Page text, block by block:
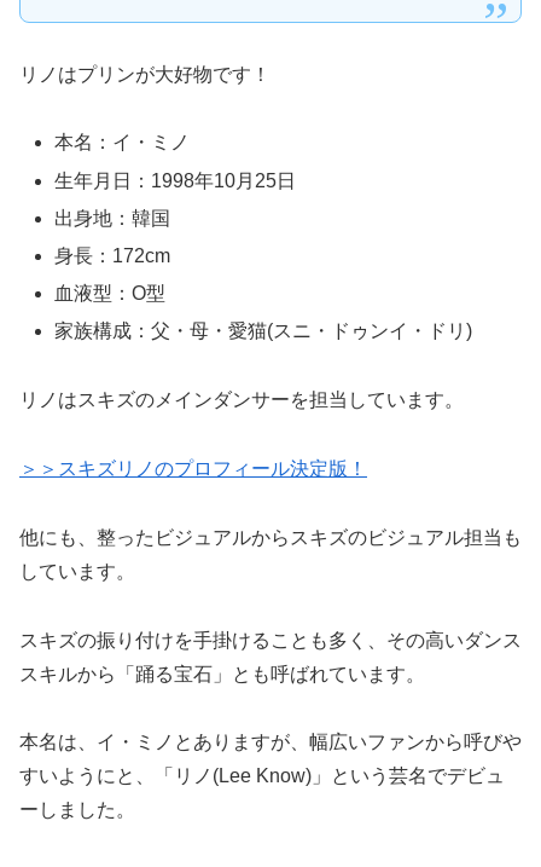
リノはプリンが大好物です！
本名：イ・ミノ
生年月日：1998年10月25日
出身地：韓国
身長：172cm
血液型：O型
家族構成：父・母・愛猫(スニ・ドゥンイ・ドリ)
リノはスキズのメインダンサーを担当しています。
＞＞スキズリノのプロフィール決定版！
他にも、整ったビジュアルからスキズのビジュアル担当も
しています。
スキズの振り付けを手掛けることも多く、その高いダンス
スキルから「踊る宝石」とも呼ばれています。
本名は、イ・ミノとありますが、幅広いファンから呼びや
すいようにと、「リノ(Lee Know)」という芸名でデビュ
ーしました。